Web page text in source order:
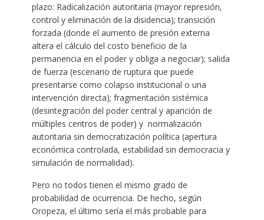
plazo: Radicalización autoritaria (mayor represión,
control y eliminación de la disidencia); transición
forzada (donde el aumento de presión externa
altera el cálculo del costo beneficio de la
permanencia en el poder y obliga a negociar); salida
de fuerza (escenario de ruptura que puede
presentarse como colapso institucional o una
intervención directa); fragmentación sistémica
(desintegración del poder central y aparición de
múltiples centros de poder) y normalización
autoritaria sin democratización política (apertura
económica controlada, estabilidad sin democracia y
simulación de normalidad).
Pero no todos tienen el mismo grado de
probabilidad de ocurrencia. De hecho, según
Oropeza, el último sería el más probable para